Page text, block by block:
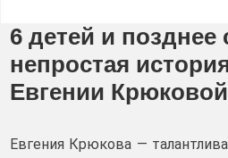
6 детей и позднее
непростая
Евгении Крюковой
Евгения Крюкова —